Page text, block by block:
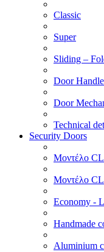
Classic
Super
Sliding –
Door
Door
Technical
Security Doors
Μοντέλο
Μοντέλο
Economy -
Handmade
Aluminium